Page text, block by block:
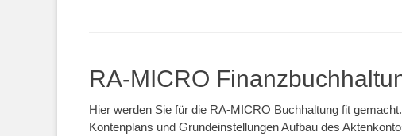
RA-MICRO
Hier werden Sie für die RA-MICRO Buchhaltung fit
Kontenplans und Grundeinstellungen Aufbau des